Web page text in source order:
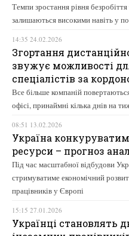
Темпи зростання рівня безробіття
залишаються високими навіть у
14:35 24.02.2026
Згортання
звужує можливості
спеціалістів за
Все більше компаній
офісі, принаймні кілька днів на
08:51 13.02.2026
Україна
ресурси – прогноз
Під час масштабної відбудови
стримуватиме економічний
працівників у Європі
15:15 27.01.2026
Українці становлять